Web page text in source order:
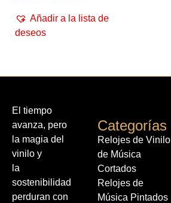
Añadir a la lista de
deseos
El tiempo
avanza, pero
la magia del
vinilo y
la
sostenibilidad
perduran con
Categorías
Relojes de Vinilo
de Música
Cortados
Relojes de
Música Pintados